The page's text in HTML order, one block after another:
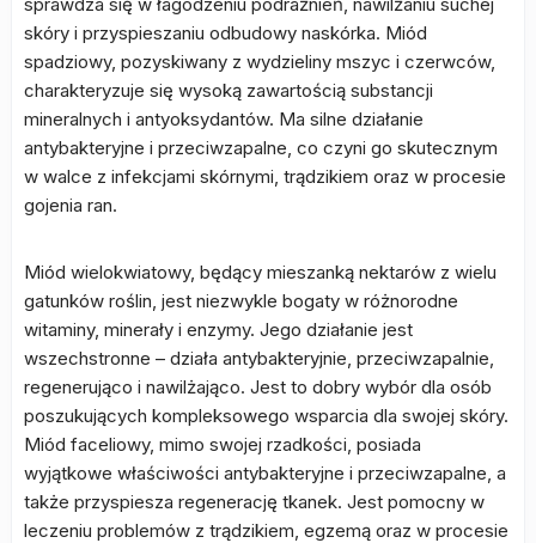
skóry i przyspieszaniu odbudowy naskórka. Miód
spadziowy, pozyskiwany z wydzieliny mszyc i czerwców,
charakteryzuje się wysoką zawartością substancji
mineralnych i antyoksydantów. Ma silne działanie
antybakteryjne i przeciwzapalne, co czyni go skutecznym
w walce z infekcjami skórnymi, trądzikiem oraz w procesie
gojenia ran.
Miód wielokwiatowy, będący mieszanką nektarów z wielu
gatunków roślin, jest niezwykle bogaty w różnorodne
witaminy, minerały i enzymy. Jego działanie jest
wszechstronne – działa antybakteryjnie, przeciwzapalnie,
regenerująco i nawilżająco. Jest to dobry wybór dla osób
poszukujących kompleksowego wsparcia dla swojej skóry.
Miód faceliowy, mimo swojej rzadkości, posiada
wyjątkowe właściwości antybakteryjne i przeciwzapalne, a
także przyspiesza regenerację tkanek. Jest pomocny w
leczeniu problemów z trądzikiem, egzemą oraz w procesie